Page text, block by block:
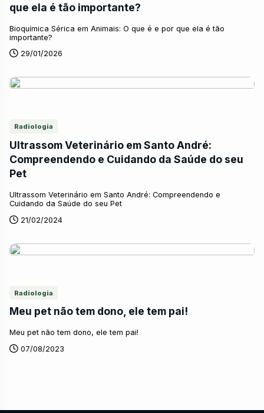
que ela é tão importante?
Bioquímica Sérica em Animais: O que é e por que ela é tão
importante?
29/01/2026
Radiologia
Ultrassom Veterinário em Santo André:
Compreendendo e Cuidando da Saúde do seu
Pet
Ultrassom Veterinário em Santo André: Compreendendo e
Cuidando da Saúde do seu Pet
21/02/2024
Radiologia
Meu pet não tem dono, ele tem pai!
Meu pet não tem dono, ele tem pai!
07/08/2023